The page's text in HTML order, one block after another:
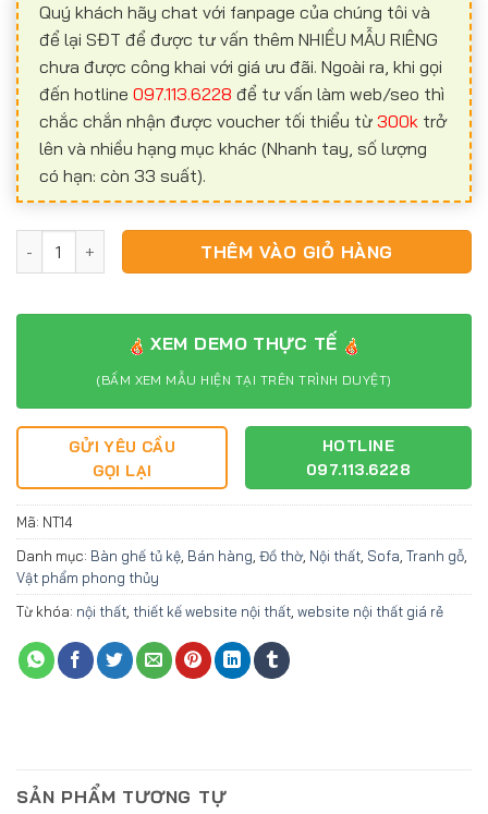
Quý khách hãy chat với fanpage của chúng tôi và
để lại SĐT để được tư vấn thêm NHIỀU MẪU RIÊNG
chưa được công khai với giá ưu đãi. Ngoài ra, khi gọi
đến hotline 097.113.6228 để tư vấn làm web/seo thì
chắc chắn nhận được voucher tối thiểu từ 300k trở
lên và nhiều hạng mục khác (Nhanh tay, số lượng
có hạn: còn 33 suất).
Website nội thất NT14 số lượng
THÊM VÀO GIỎ HÀNG
XEM DEMO THỰC TẾ
(BẤM XEM MẪU HIỆN TẠI TRÊN TRÌNH DUYỆT)
GỬI YÊU CẦU
GỌI LẠI
HOTLINE
097.113.6228
Mã: NT14
Danh mục: Bàn ghế tủ kệ Bán hàng Đồ thờ, Nội thất Sofa Tranh gỗ
Vật phẩm phong thủy
Từ khóa: nội thất thiết kế website nội thất website nội thất giá rẻ
SẢN PHẨM TƯƠNG TỰ